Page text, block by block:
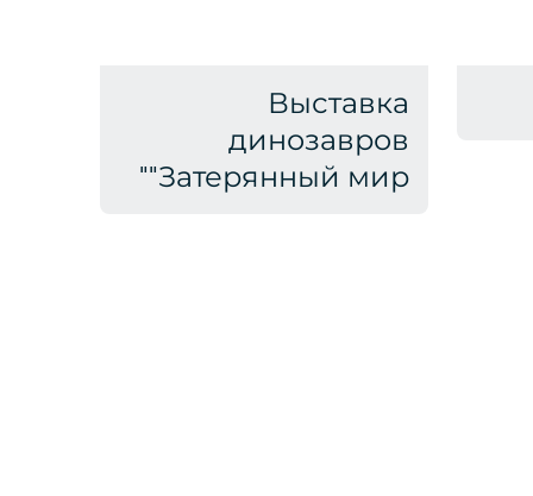
Выставка
динозавров
"Затерянный мир"